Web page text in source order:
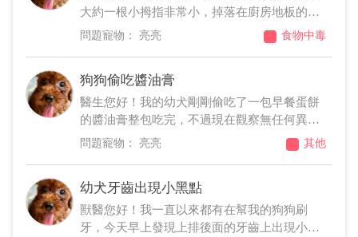
大約一根小拇指非常小，掉落在廚房地板的，
請問會對身體造成影響嗎？謝謝您！
亮亮 食物中毒
狗狗偷吃醬油膏
醫生您好！我的幼犬剛剛偷吃了一包早餐蛋餅
的醬油膏整包吃完，不過現在觀察無任何異
常，請問狗狗吃了一整包會怎樣嗎？小包沾蛋
亮亮 其他
幼犬牙齒出現小黑點
獸醫您好！我一直以來都有在幫我的狗狗刷
牙，今天早上發現上排後面的牙齒上出現小黑